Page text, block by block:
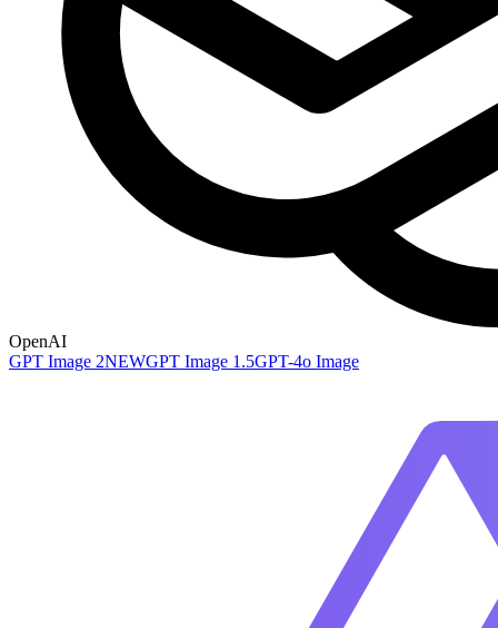
OpenAI
GPT Image 2NEWGPT Image 1.5GPT-4o Image